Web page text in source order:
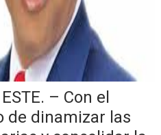
“Compromiso Ambiental
y Obispado de la
ganadores de Premios
de las Américas se
– Con el
de dinamizar las